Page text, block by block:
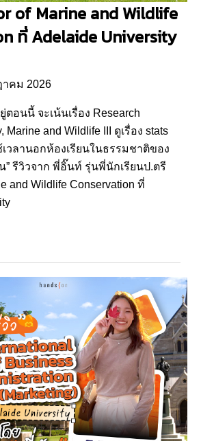
of Marine and Wildlife
ที่ Adelaide University
คม 2026
ตอนนี้ จะเน้นเรื่อง Research
Marine and Wildlife III ดูเรื่อง stats
วลานอกห้องเรียนในธรรมชาติของ
” รีวิวจาก พี่อิ๊นท์ รุ่นพี่นักเรียนป.ตรี
and Wildlife Conservation ที่